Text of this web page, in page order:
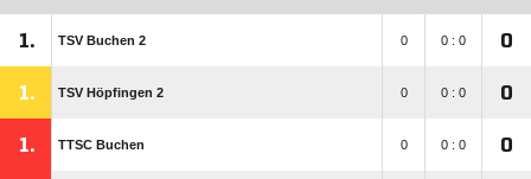
1. TSV Buchen 2 0 0 : 0 0
1. TSV Höpfingen 2 0 0 : 0 0
1. TTSC Buchen 0 0 : 0 0